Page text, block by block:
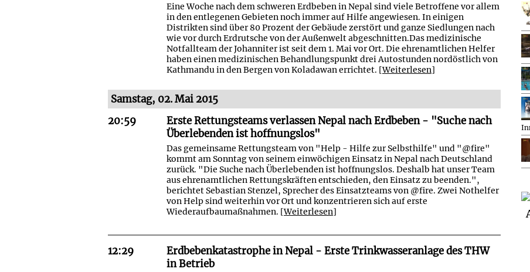
Eine Woche nach dem schweren Erdbeben in Nepal sind viele Betroffene vor allem
in den entlegenen Gebieten noch immer auf Hilfe angewiesen. In einigen
Distrikten sind über 80 Prozent der Gebäude zerstört und ganze Siedlungen nach
wie vor durch Erdrutsche von der Außenwelt abgeschnitten.Das medizinische
Notfallteam der Johanniter ist seit dem 1. Mai vor Ort. Die ehrenamtlichen Helfer
haben einen medizinischen Behandlungspunkt drei Autostunden nordöstlich von
Kathmandu in den Bergen von Koladawan errichtet. [Weiterlesen]
Samstag, 02. Mai 2015
20:59
Erste Rettungsteams verlassen Nepal nach Erdbeben - "Suche nach
Überlebenden ist hoffnungslos"
Das gemeinsame Rettungsteam von "Help - Hilfe zur Selbsthilfe" und "@fire"
kommt am Sonntag von seinem einwöchigen Einsatz in Nepal nach Deutschland
zurück. "Die Suche nach Überlebenden ist hoffnungslos. Deshalb hat unser Team
aus ehrenamtlichen Rettungskräften entschieden, den Einsatz zu beenden.",
berichtet Sebastian Stenzel, Sprecher des Einsatzteams von @fire. Zwei Nothelfer
von Help sind weiterhin vor Ort und konzentrieren sich auf erste
Wiederaufbaumaßnahmen. [Weiterlesen]
12:29
Erdbebenkatastrophe in Nepal - Erste Trinkwasseranlage des THW
in Betrieb